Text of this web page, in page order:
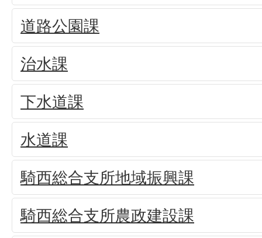
道路公園課
治水課
下水道課
水道課
騎西総合支所地域振興課
騎西総合支所農政建設課